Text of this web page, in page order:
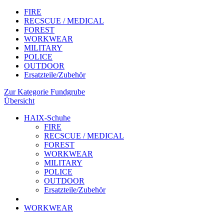
FIRE
RECSCUE / MEDICAL
FOREST
WORKWEAR
MILITARY
POLICE
OUTDOOR
Ersatzteile/Zubehör
Zur Kategorie Fundgrube
Übersicht
HAIX-Schuhe
FIRE
RECSCUE / MEDICAL
FOREST
WORKWEAR
MILITARY
POLICE
OUTDOOR
Ersatzteile/Zubehör
WORKWEAR